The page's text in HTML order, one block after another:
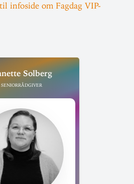
infoside om Fagdag VIP-
Solberg
Seniorrådgiver